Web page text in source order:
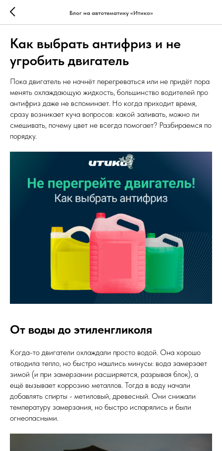
Блог на автотематику «Итико»
Как выбрать антифриз и не
угробить двигатель
Пока двигатель не начнёт перегреваться или не придёт пора
менять охлаждающую жидкость, большинство водителей про
антифриз даже не вспоминает. Но когда приходит время,
сразу возникает куча вопросов: какой заливать, можно ли
смешивать, почему цвет не всегда помогает? Разбираемся по
порядку.
От воды до этиленгликоля
Когда-то двигатели охлаждали просто водой. Она хорошо
отводила тепло, но быстро нашлись минусы: вода замерзает
зимой (и при замерзании расширяется, разрывая блок), а
ещё вызывает коррозию металлов. Тогда в воду начали
добавлять спирты - метиловый, древесный. Они снижали
температуру замерзания, но быстро испарялись и были
огнеопасными.